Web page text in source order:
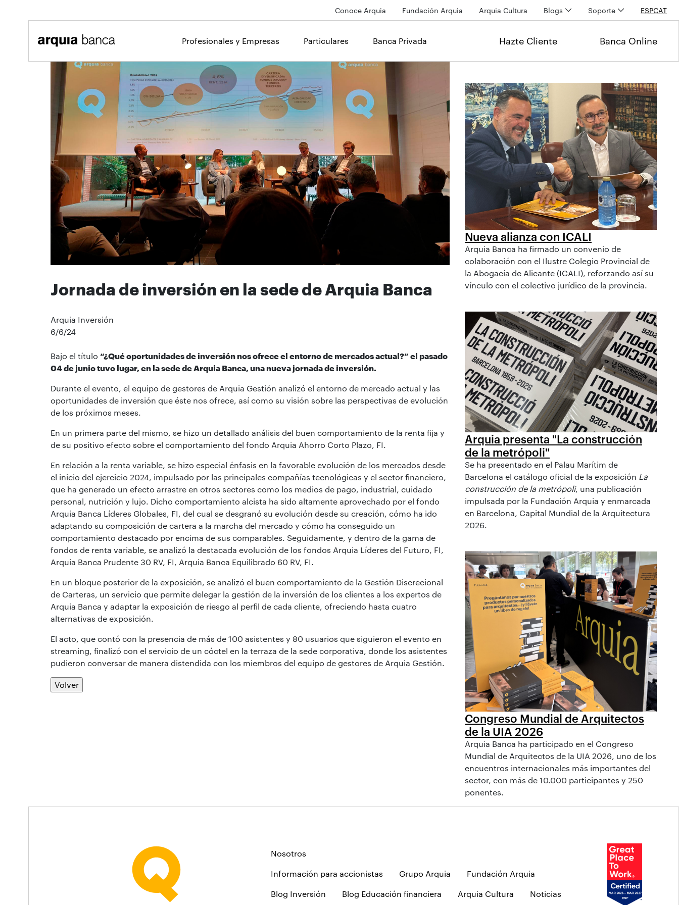
Conoce Arquia Fundación Arquia Arquia Cultura Blogs Soporte ESPCAT
Profesionales y Empresas Particulares Banca Privada Hazte Cliente Banca Online
Jornada de inversión en la sede de Arquia Banca
Arquia Inversión
6/6/24
Bajo el título “¿Qué oportunidades de inversión nos ofrece el entorno de mercados actual?” el pasado
04 de junio tuvo lugar, en la sede de Arquia Banca, una nueva jornada de inversión.
Durante el evento, el equipo de gestores de Arquia Gestión analizó el entorno de mercado actual y las
oportunidades de inversión que éste nos ofrece, así como su visión sobre las perspectivas de evolución
de los próximos meses.
En un primera parte del mismo, se hizo un detallado análisis del buen comportamiento de la renta fija y
de su positivo efecto sobre el comportamiento del fondo Arquia Ahorro Corto Plazo, FI.
En relación a la renta variable, se hizo especial énfasis en la favorable evolución de los mercados desde
el inicio del ejercicio 2024, impulsado por las principales compañías tecnológicas y el sector financiero,
que ha generado un efecto arrastre en otros sectores como los medios de pago, industrial, cuidado
personal, nutrición y lujo. Dicho comportamiento alcista ha sido altamente aprovechado por el fondo
Arquia Banca Líderes Globales, FI, del cual se desgranó su evolución desde su creación, cómo ha ido
adaptando su composición de cartera a la marcha del mercado y cómo ha conseguido un
comportamiento destacado por encima de sus comparables. Seguidamente, y dentro de la gama de
fondos de renta variable, se analizó la destacada evolución de los fondos Arquia Líderes del Futuro, FI,
Arquia Banca Prudente 30 RV, FI, Arquia Banca Equilibrado 60 RV, FI.
En un bloque posterior de la exposición, se analizó el buen comportamiento de la Gestión Discrecional
de Carteras, un servicio que permite delegar la gestión de la inversión de los clientes a los expertos de
Arquia Banca y adaptar la exposición de riesgo al perfil de cada cliente, ofreciendo hasta cuatro
alternativas de exposición.
El acto, que contó con la presencia de más de 100 asistentes y 80 usuarios que siguieron el evento en
streaming, finalizó con el servicio de un cóctel en la terraza de la sede corporativa, donde los asistentes
pudieron conversar de manera distendida con los miembros del equipo de gestores de Arquia Gestión.
Volver
Nueva alianza con ICALI
Arquia Banca ha firmado un convenio de
colaboración con el Ilustre Colegio Provincial de
la Abogacía de Alicante (ICALI), reforzando así su
vínculo con el colectivo jurídico de la provincia.
Arquia presenta "La construcción
de la metrópoli"
Se ha presentado en el Palau Marítim de
Barcelona el catálogo oficial de la exposición La
construcción de la metrópoli, una publicación
impulsada por la Fundación Arquia y enmarcada
en Barcelona, Capital Mundial de la Arquitectura
2026.
Congreso Mundial de Arquitectos
de la UIA 2026
Arquia Banca ha participado en el Congreso
Mundial de Arquitectos de la UIA 2026, uno de los
encuentros internacionales más importantes del
sector, con más de 10.000 participantes y 250
ponentes.
Nosotros
Información para accionistas Grupo Arquia Fundación Arquia
Blog Inversión Blog Educación financiera Arquia Cultura Noticias